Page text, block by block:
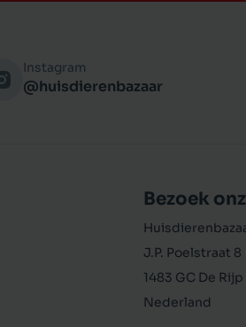
Instagram
@huisdierenbazaar
Bezoek
J.P. Poelstraat 8
1483 GC De
Nederland